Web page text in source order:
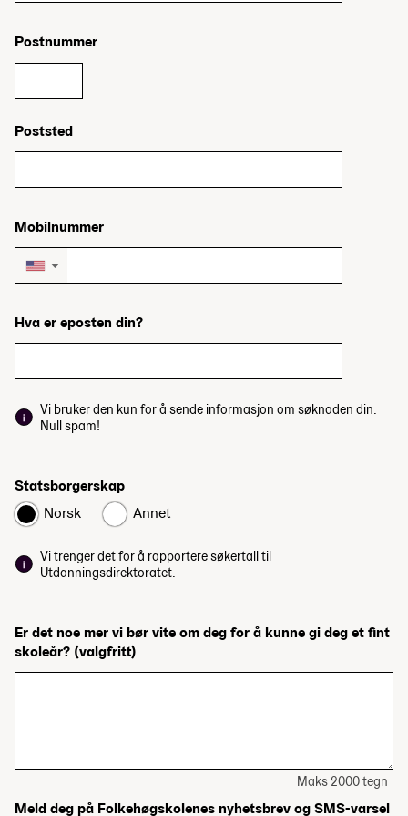
Postnummer
Poststed
Mobilnummer
▼
Hva er eposten din?
Vi bruker den kun for å sende informasjon om søknaden din.
Null spam!
Statsborgerskap
Norsk
Annet
Vi trenger det for å rapportere søkertall til
Utdanningsdirektoratet.
Er det noe mer vi bør vite om deg for å kunne gi deg et fint
skoleår? (valgfritt)
Maks 2000 tegn
Meld deg på Folkehøgskolenes nyhetsbrev og SMS-varsel